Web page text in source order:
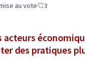
au vote 3
acteurs
des pratiques